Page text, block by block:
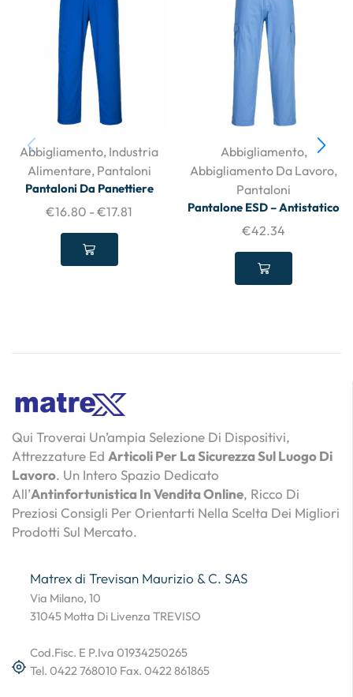
Abbigliamento, Industria
Alimentare, Pantaloni
Pantaloni Da Panettiere
€16.80 -€17.81
Abbigliamento,
Abbigliamento Da Lavoro,
Pantaloni
Pantalone ESD – Antistatico
€42.34
Qui Troverai Un’ampia Selezione Di Dispositivi,
Attrezzature Ed Articoli Per La Sicurezza Sul Luogo Di
Lavoro. Un Intero Spazio Dedicato
All’Antinfortunistica In Vendita Online, Ricco Di
Preziosi Consigli Per Orientarti Nella Scelta Dei Migliori
Prodotti Sul Mercato.
Matrex di Trevisan Maurizio & C. SAS
Via Milano, 10
31045 Motta Di Livenza TREVISO
Cod.Fisc. E P.Iva 01934250265
Tel. 0422 768010 Fax. 0422 861865